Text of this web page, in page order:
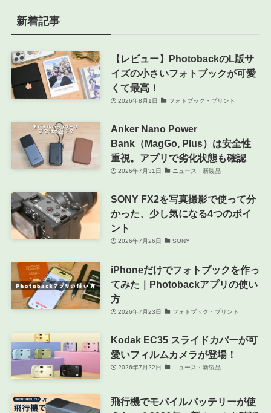
新着記事
【レビュー】PhotobackのL版サ
イズの小さいフォトブックが可愛
くて最高！
2026年8月1日 フォトブック・プリント
Anker Nano Power
Bank（MagGo, Plus）は安全性
重視。アプリで劣化状態も確認
2026年7月31日 ニュース・新製品
SONY FX2を写真撮影で使って分
かった、少し気になる4つのポイ
ント
2026年7月26日 SONY
iPhoneだけでフォトブックを作っ
てみた｜Photobackアプリの使い
方
2026年7月23日 フォトブック・プリント
Kodak EC35 スライドカバーが可
愛いフィルムカメラが登場！
2026年7月22日 ニュース・新製品
飛行機でモバイルバッテリーが使